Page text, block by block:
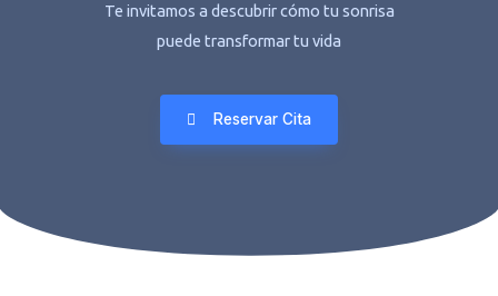
Te invitamos a descubrir cómo tu sonrisa
puede transformar tu vida
Reservar Cita